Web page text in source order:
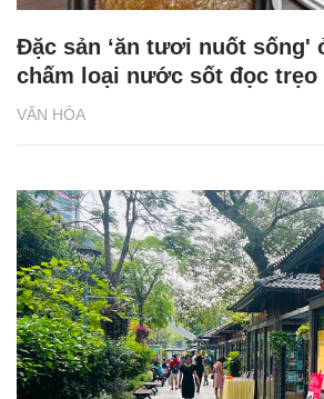
VĂN HÓA
Đặc sản ‘ăn tươi nuốt sống'
chấm loại nước sốt đọc trẹo